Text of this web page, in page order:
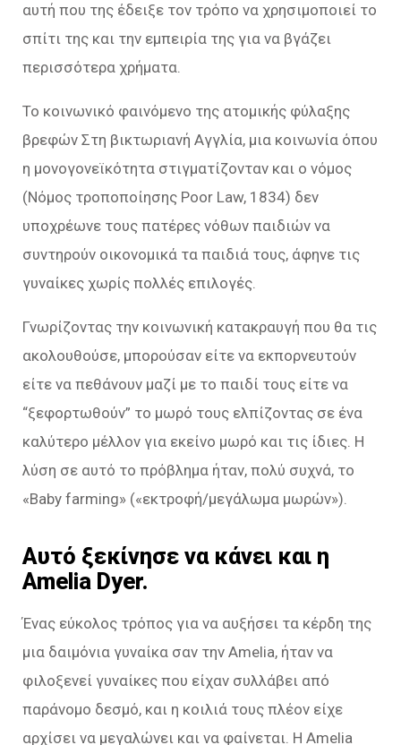
αυτή που της έδειξε τον τρόπο να χρησιμοποιεί το
σπίτι της και την εμπειρία της για να βγάζει
περισσότερα χρήματα.
Το κοινωνικό φαινόμενο της ατομικής φύλαξης
βρεφών Στη βικτωριανή Αγγλία, μια κοινωνία όπου
η μονογονεϊκότητα στιγματίζονταν και ο νόμος
(Νόμος τροποποίησης Poor Law, 1834) δεν
υποχρέωνε τους πατέρες νόθων παιδιών να
συντηρούν οικονομικά τα παιδιά τους, άφηνε τις
γυναίκες χωρίς πολλές επιλογές.
Γνωρίζοντας την κοινωνική κατακραυγή που θα τις
ακολουθούσε, μπορούσαν είτε να εκπορνευτούν
είτε να πεθάνουν μαζί με το παιδί τους είτε να
“ξεφορτωθούν” το μωρό τους ελπίζοντας σε ένα
καλύτερο μέλλον για εκείνο μωρό και τις ίδιες. Η
λύση σε αυτό το πρόβλημα ήταν, πολύ συχνά, το
«Baby farming» («εκτροφή/μεγάλωμα μωρών»).
Αυτό ξεκίνησε να κάνει και η
Amelia Dyer.
Ένας εύκολος τρόπος για να αυξήσει τα κέρδη της
μια δαιμόνια γυναίκα σαν την Amelia, ήταν να
φιλοξενεί γυναίκες που είχαν συλλάβει από
παράνομο δεσμό, και η κοιλιά τους πλέον είχε
αρχίσει να μεγαλώνει και να φαίνεται. Η Amelia